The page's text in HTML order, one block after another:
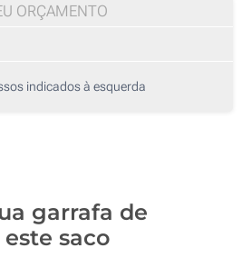
ORÇAMENTO
indicados à esquerda
garrafa de
saco